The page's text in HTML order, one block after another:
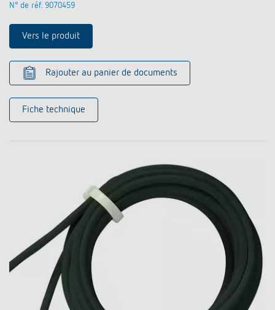
N° de réf. 9070459
Vers le produit
Rajouter au panier de documents
Fiche technique